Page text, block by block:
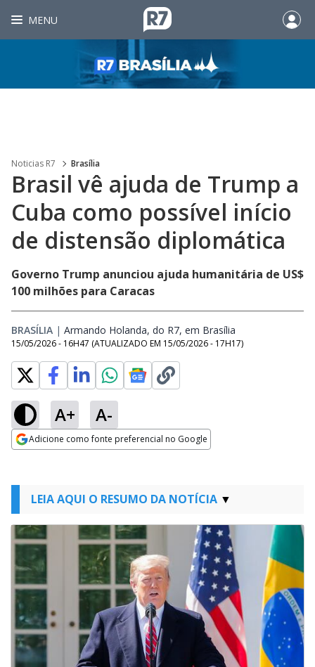
MENU
Noticias R7 Brasília
Brasil vê ajuda de Trump a
Cuba como possível início
de distensão diplomática
Governo Trump anunciou ajuda humanitária de US$
100 milhões para Caracas
BRASÍLIA | Armando Holanda, do R7, em Brasília
15/05/2026 - 16H47 (ATUALIZADO EM 15/05/2026 - 17H17)
A+ A-
Adicione como fonte preferencial no Google
LEIA AQUI O RESUMO DA NOTÍCIA